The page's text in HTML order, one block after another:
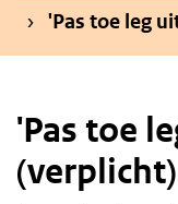
'Pas toe leg
'Pas toe
(verplicht)